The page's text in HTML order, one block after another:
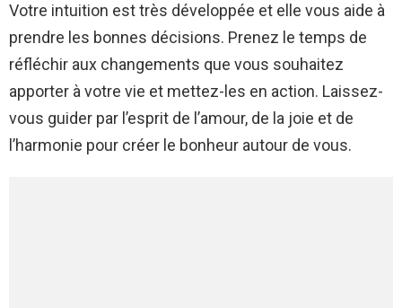
Votre intuition est très développée et elle vous aide à
prendre les bonnes décisions. Prenez le temps de
réfléchir aux changements que vous souhaitez
apporter à votre vie et mettez-les en action. Laissez-
vous guider par l’esprit de l’amour, de la joie et de
l’harmonie pour créer le bonheur autour de vous.